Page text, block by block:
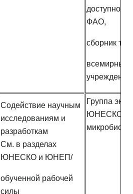
доступно в
ФАО,
сборник
всемирный
учреждений
Содействие научным
исследованиям и
разработкам
См. в разделах
ЮНЕСКО и ЮНЕП/
обученной рабочей
силы
Группа
ЮНЕСКО/